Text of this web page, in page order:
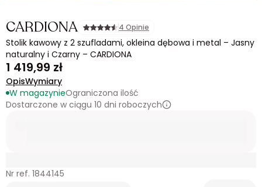
CARDIONA 4 Opinie
Stolik kawowy z 2 szufladami, okleina dębowa i metal – Jasny
naturalny i Czarny – CARDIONA
1 419,99 zł
OpisWymiary
W magazynieOgraniczona ilość
Dostarczone w ciągu 10 dni roboczych
Nr ref. 1844145